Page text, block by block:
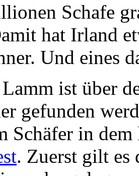
Schafe
hat Irland
Und eines
ist über
gefunden
Schäfer in
. Zuerst gilt es